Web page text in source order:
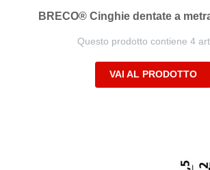
BRECO® Cinghie dentate a
Questo prodotto contiene 4
VAI AL PRODOTTO